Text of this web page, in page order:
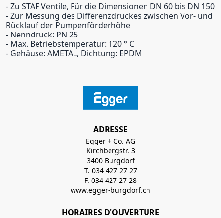
- Zu STAF Ventile, Für die Dimensionen DN 60 bis DN 150
- Zur Messung des Differenzdruckes zwischen Vor- und
Rücklauf der Pumpenförderhöhe
- Nenndruck: PN 25
- Max. Betriebstemperatur: 120 ° C
- Gehäuse: AMETAL, Dichtung: EPDM
ADRESSE
Egger + Co. AG
Kirchbergstr. 3
3400 Burgdorf
T. 034 427 27 27
F. 034 427 27 28
www.egger-burgdorf.ch
HORAIRES D'OUVERTURE